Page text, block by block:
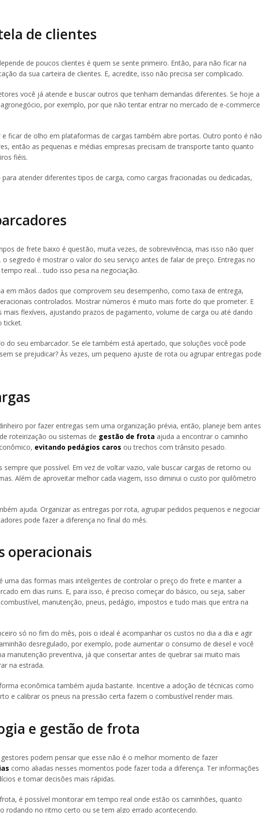
de clientes
de poucos clientes é quem se sente primeiro. Então, para não ficar na
da sua carteira de clientes. E, acredite, isso não precisa ser complicado.
você já atende e buscar outros que tenham demandas diferentes. Se hoje a
por exemplo, por que não tentar entrar no mercado de e-commerce
ficar de olho em plataformas de cargas também abre portas. Outro ponto é não
então as pequenas e médias empresas precisam de transporte tanto quanto
fiéis.
atender diferentes tipos de carga, como cargas fracionadas ou dedicadas,
de frete baixo é questão, muita vezes, de sobrevivência, mas isso não quer
o segredo é mostrar o valor do seu serviço antes de falar de preço. Entregas no
real… tudo isso pesa na negociação.
em mãos dados que comprovem seu desempenho, como taxa de entrega,
controlados. Mostrar números é muito mais forte do que prometer. E
flexíveis, ajustando prazos de pagamento, volume de carga ou até dando
ticket.
do seu embarcador. Se ele também está apertado, que soluções você pode
se prejudicar? Às vezes, um pequeno ajuste de rota ou agrupar entregas pode
por fazer entregas sem uma organização prévia, então, planeje bem antes
roteirização ou sistemas de gestão de frota ajuda a encontrar o caminho
evitando pedágios caros ou trechos com trânsito pesado.
que possível. Em vez de voltar vazio, vale buscar cargas de retorno ou
Além de aproveitar melhor cada viagem, isso diminui o custo por quilômetro
ajuda. Organizar as entregas por rota, agrupar pedidos pequenos e negociar
pode fazer a diferença no final do mês.
operacionais
é uma das formas mais inteligentes de controlar o preço do frete e manter a
em dias ruins. E, para isso, é preciso começar do básico, ou seja, saber
manutenção, pneus, pedágio, impostos e tudo mais que entra na
só no fim do mês, pois o ideal é acompanhar os custos no dia a dia e agir
desregulado, por exemplo, pode aumentar o consumo de diesel e você
manutenção preventiva, já que consertar antes de quebrar sai muito mais
na estrada.
econômica também ajuda bastante. Incentive a adoção de técnicas como
e calibrar os pneus na pressão certa fazem o combustível render mais.
e gestão de frota
podem pensar que esse não é o melhor momento de fazer
como aliadas nesses momentos pode fazer toda a diferença. Ter informações
e tomar decisões mais rápidas.
é possível monitorar em tempo real onde estão os caminhões, quanto
rodando no ritmo certo ou se tem algo errado acontecendo.